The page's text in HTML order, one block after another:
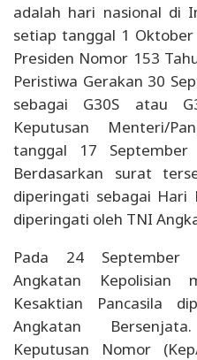
adalah hari nasional di
setiap tanggal 1
Presiden Nomor 153
Peristiwa Gerakan 30
sebagai G30S atau
Keputusan Menteri/
tanggal 17 September
Berdasarkan surat
diperingati sebagai Hari
diperingati oleh TNI
Pada 24 September
Angkatan Kepolisian
Kesaktian Pancasila
Angkatan
Keputusan Nomor